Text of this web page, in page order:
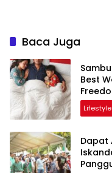
Baca Juga
Best
Lifestyle
Dapat
Iskandar,